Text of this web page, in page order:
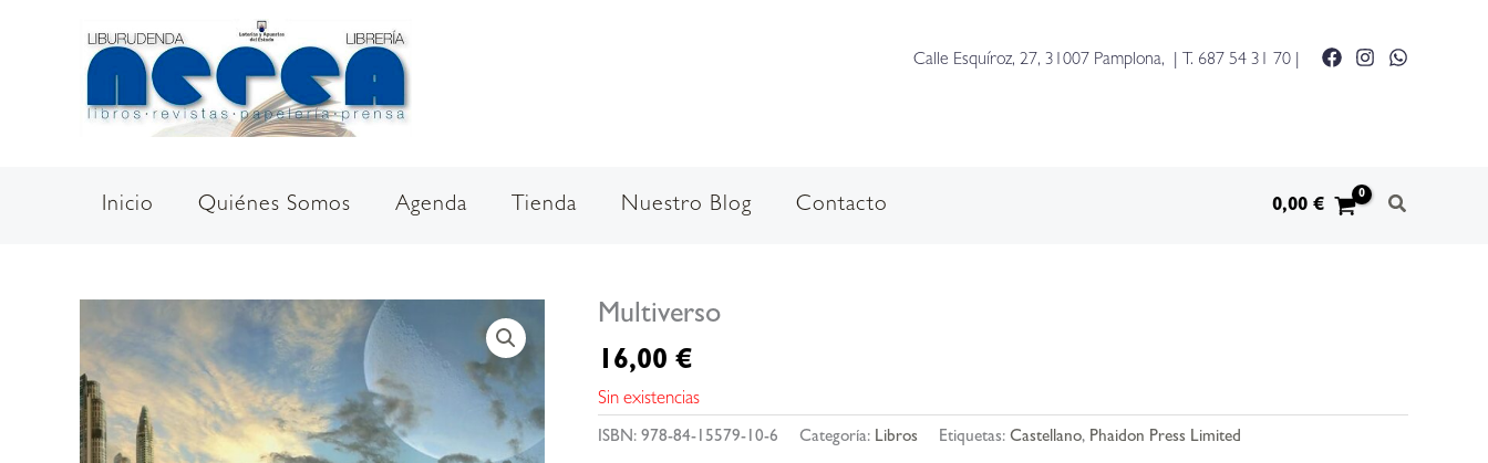
Calle Esquíroz, 27, 31007 Pamplona, | T. 687 54 31 70
Inicio Quiénes Somos Agenda Tienda Nuestro Blog Contacto 0,00€
Multiverso
16,00 €
Sin existencias
ISBN: 978-84-15579-10-6 Categoría: Libros Etiquetas: Castellano, Phaidon Press Limited